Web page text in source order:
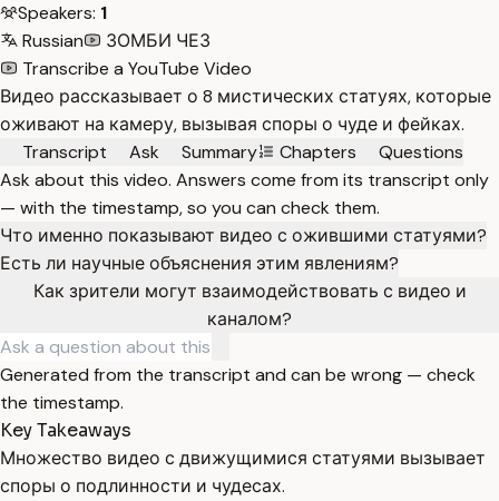
Speakers: 1
Russian
ЗОМБИ ЧЕЗ
Transcribe a YouTube Video
Видео рассказывает о 8 мистических статуях, которые
оживают на камеру, вызывая споры о чуде и фейках.
Transcript
Ask Summary Chapters
Questions
Ask about this video. Answers come from its transcript only
— with the timestamp, so you can check them.
Что именно показывают видео с ожившими статуями?
Есть ли научные объяснения этим явлениям?
Как зрители могут взаимодействовать с видео и
каналом?
Generated from the transcript and can be wrong — check
the timestamp.
Key Takeaways
Множество видео с движущимися статуями вызывает
споры о подлинности и чудесах.